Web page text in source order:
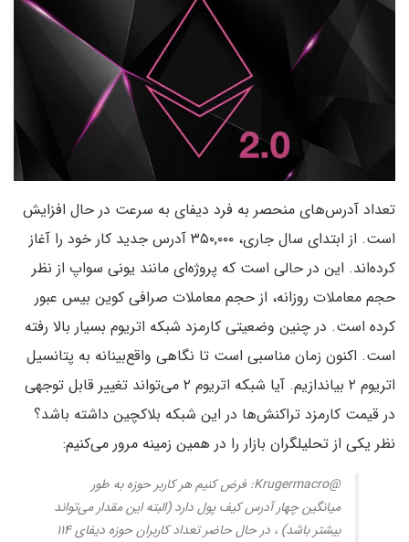
تعداد آدرس‌های منحصر به فرد دیفای به سرعت در حال افزایش
است. از ابتدای سال جاری، ۳۵۰,۰۰۰ آدرس جدید کار خود را آغاز
کرده‌اند. این در حالی است که پروژه‌ای مانند یونی سواپ از نظر
حجم معاملات روزانه، از حجم معاملات صرافی کوین بیس عبور
کرده است. در چنین وضعیتی کارمزد شبکه اتریوم بسیار بالا رفته
است. اکنون زمان مناسبی است تا نگاهی واقع‌بینانه به پتانسیل
اتریوم ۲ بیاندازیم. آیا شبکه اتریوم ۲ می‌تواند تغییر قابل توجهی
در قیمت کارمزد تراکنش‌ها در این شبکه بلاکچین داشته باشد؟
نظر یکی از تحلیلگران بازار را در همین زمینه مرور می‌کنیم:
@Krugermacro: فرض کنیم هر کاربر حوزه به طور
میانگین چهار آدرس کیف پول دارد (البته این مقدار می‌تواند
بیشتر باشد) ، در حال حاضر تعداد کاربران حوزه دیفای ۱۱۴